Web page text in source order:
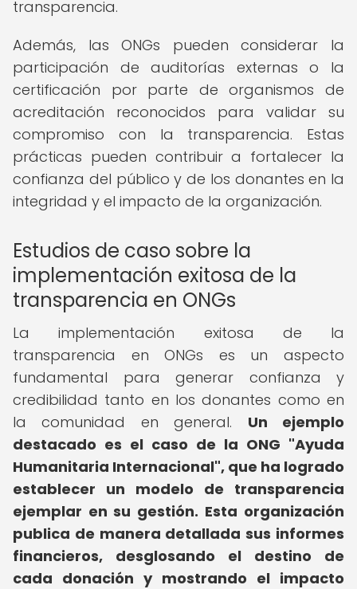
transparencia.
Además, las ONGs pueden considerar la
participación de auditorías externas o la
certificación por parte de organismos de
acreditación reconocidos para validar su
compromiso con la transparencia. Estas
prácticas pueden contribuir a fortalecer la
confianza del público y de los donantes en la
integridad y el impacto de la organización.
Estudios de caso sobre la
implementación exitosa de la
transparencia en ONGs
La implementación exitosa de la
transparencia en ONGs es un aspecto
fundamental para generar confianza y
credibilidad tanto en los donantes como en
la comunidad en general. Un ejemplo
destacado es el caso de la ONG "Ayuda
Humanitaria Internacional", que ha logrado
establecer un modelo de transparencia
ejemplar en su gestión. Esta organización
publica de manera detallada sus informes
financieros, desglosando el destino de
cada donación y mostrando el impacto